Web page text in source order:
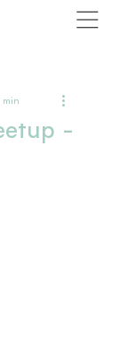
-
min